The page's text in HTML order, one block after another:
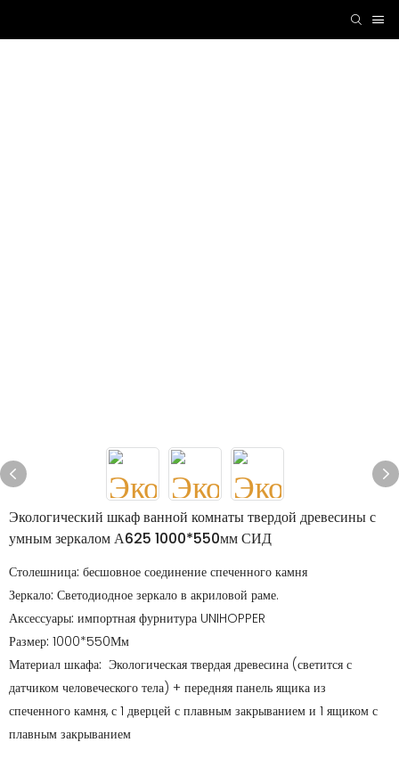
Экологический шкаф ванной комнаты твердой древесины с
умным зеркалом А625 1000*550мм СИД
Столешница: бесшовное соединение спеченного камня
Зеркало: Светодиодное зеркало в акриловой раме.
Аксессуары: импортная фурнитура UNIHOPPER
Размер: 1000*550Мм
Материал шкафа: Экологическая твердая древесина (светится с
датчиком человеческого тела) + передняя панель ящика из
спеченного камня, с 1 дверцей с плавным закрыванием и 1 ящиком с
плавным закрыванием